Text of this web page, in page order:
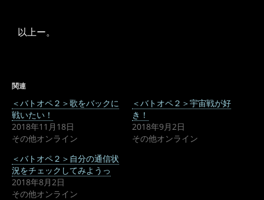
以上ー。
関連
＜バトオペ２＞歌をバックに
戦いたい！
2018年11月18日
その他オンライン
＜バトオペ２＞宇宙戦が好
き！
2018年9月2日
その他オンライン
＜バトオペ２＞自分の通信状
況をチェックしてみようっ
2018年8月2日
その他オンライン